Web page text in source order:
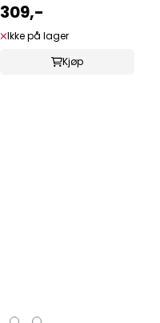
rutenett (5 ...
309,-
Ikke på lager
Kjøp